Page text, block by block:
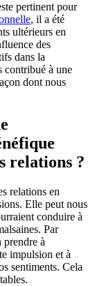
pertinent pour
, il a été
ultérieurs en
des
dans la
contribué à une
dont nous
relations ?
relations en
Elle peut nous
conduire à
Par
prendre à
impulsion et à
sentiments. Cela